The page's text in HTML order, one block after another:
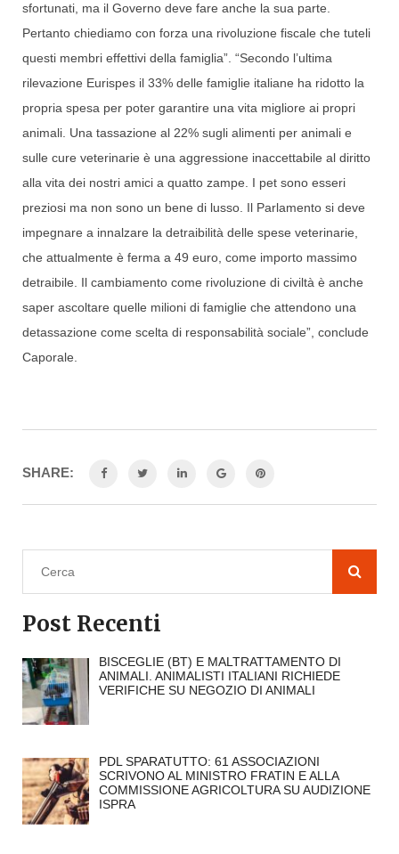
sfortunati, ma il Governo deve fare anche la sua parte.
Pertanto chiediamo con forza una rivoluzione fiscale che tuteli
questi membri effettivi della famiglia”. “Secondo l’ultima
rilevazione Eurispes il 33% delle famiglie italiane ha ridotto la
propria spesa per poter garantire una vita migliore ai propri
animali. Una tassazione al 22% sugli alimenti per animali e
sulle cure veterinarie è una aggressione inaccettabile al diritto
alla vita dei nostri amici a quatto zampe. I pet sono esseri
preziosi ma non sono un bene di lusso. Il Parlamento si deve
impegnare a innalzare la detraibilità delle spese veterinarie,
che attualmente è ferma a 49 euro, come importo massimo
detraibile. Il cambiamento come rivoluzione di civiltà è anche
saper ascoltare quelle milioni di famiglie che attendono una
detassazione come scelta di responsabilità sociale”, conclude
Caporale.
SHARE:
Post Recenti
BISCEGLIE (BT) E MALTRATTAMENTO DI
ANIMALI. ANIMALISTI ITALIANI RICHIEDE
VERIFICHE SU NEGOZIO DI ANIMALI
PDL SPARATUTTO: 61 ASSOCIAZIONI
SCRIVONO AL MINISTRO FRATIN E ALLA
COMMISSIONE AGRICOLTURA SU AUDIZIONE
ISPRA